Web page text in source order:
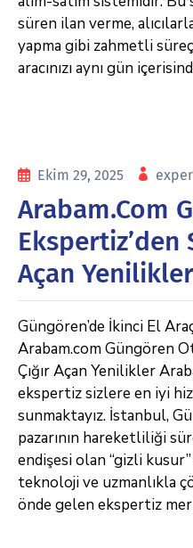
süren ilan verme,
yapma gibi zahmetli
aracınızı aynı gün
Ekim 29, 2025 exper
Arabam.com
Ekspertiz’den
Açan Yenilikler
Güngören’de İkinci El
Arabam.com Güngören
Çığır Açan Yenilikler
ekspertiz sizlere en iyi
sunmaktayız. İstanbul,
pazarının hareketliliği
endişesi olan “gizli
teknoloji ve uzmanlıkla
önde gelen ekspertiz